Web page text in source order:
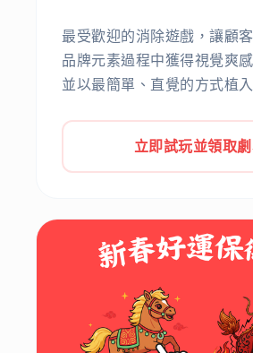
最受歡迎的消除遊戲，讓顧
品牌元素過程中獲得視覺爽
並以最簡單、直覺的方式植
立即試玩並領取